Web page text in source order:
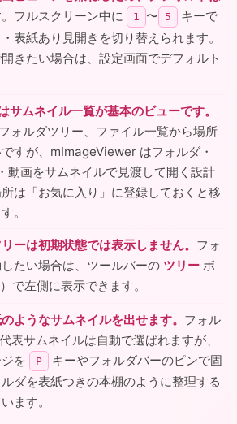
フルスクリーン中に 1 〜 5
キーで
表紙あり見開きを切り替えられます。
きたい場合は、設定画面でデフォルト
ムネイル一覧が基本のビューです。
ォルダツリー、ファイル一覧から場所
すが、mImageViewer はフォルダ・
動画をサムネイルで見渡して開く設計
は「お気に入り」に登録しておくと移
。
ーは初期状態では表示しません。 フォ
たい場合は、ツールバーの ツリー ボ
）で左側に表示できます。
ようなサムネイルを出せます。 フォル
表サムネイルは自動で選ばれますが、
を
P
キーやフォルダバーのピンで固
ダを表紙つきの本棚のように整理する
ます。